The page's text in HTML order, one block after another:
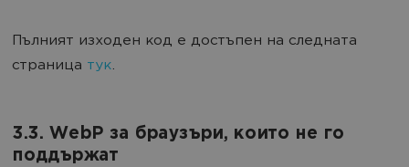
Пълният изходен код е достъпен на следната
страница тук.
3.3. WebP за браузъри, които не го
поддържат